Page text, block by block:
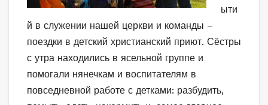
ыти
й в служении нашей церкви и команды –
поездки в детский христианский приют. Сёстры
с утра находились в ясельной группе и
помогали нянечкам и воспитателям в
повседневной работе с детками: разбудить,